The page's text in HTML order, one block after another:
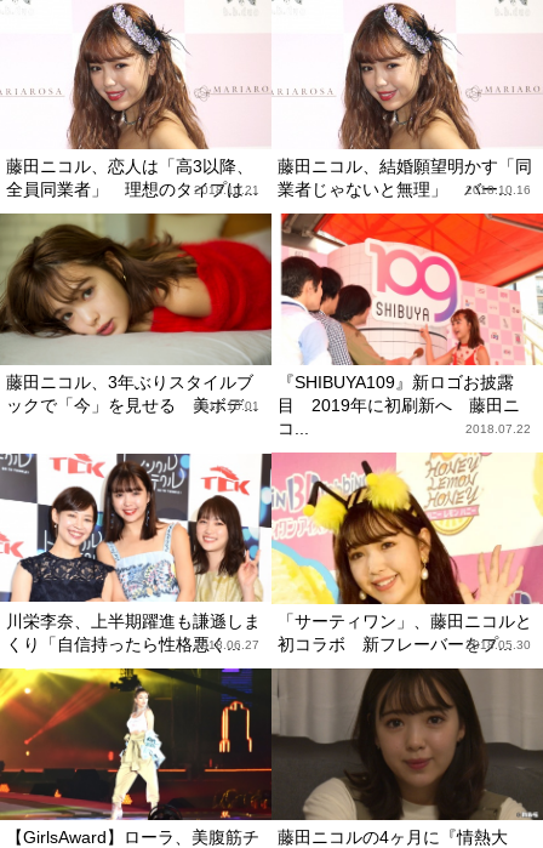
藤田ニコル、恋人は「高3以降、
全員同業者」 理想のタイプは...
2018.10.21
藤田ニコル、結婚願望明かす「同
業者じゃないと無理」 バー...
2018.10.16
藤田ニコル、3年ぶりスタイルブ
ックで「今」を見せる 美ボデ...
2018.10.01
『SHIBUYA109』新ロゴお披露
目 2019年に初刷新へ 藤田ニ
コ...
2018.07.22
川栄李奈、上半期躍進も謙遜しま
くり「自信持ったら性格悪く...
2018.06.27
「サーティワン」、藤田ニコルと
初コラボ 新フレーバーをプ...
2018.05.30
【GirlsAward】ローラ、美腹筋チ
藤田ニコルの4ヶ月に『情熱大